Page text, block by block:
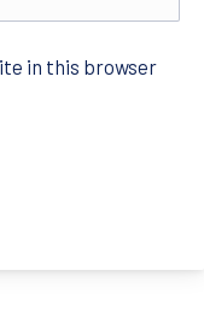
in this browser